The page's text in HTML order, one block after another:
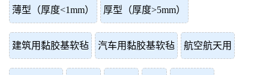
薄型（厚度<1mm） 厚型（厚度>5mm）
建筑用黏胶基软毡 汽车用黏胶基软毡 航空航天用